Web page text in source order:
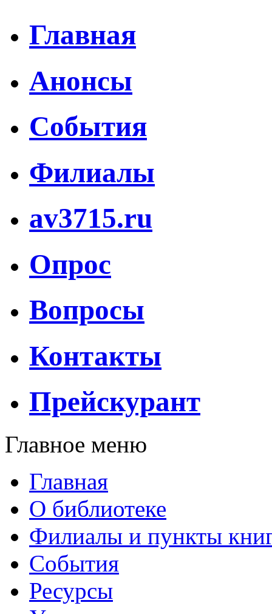
Главная
Анонсы
События
Филиалы
av3715.ru
Опрос
Вопросы
Контакты
Прейскурант
Главное меню
Главная
О библиотеке
Филиалы и пункты
События
Ресурсы